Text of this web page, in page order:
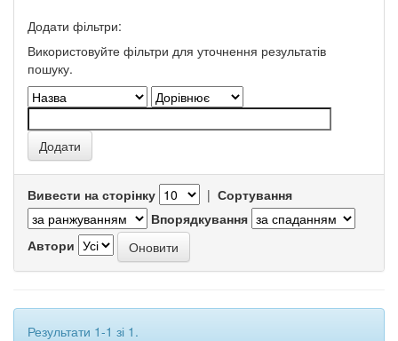
Додати фільтри:
Використовуйте фільтри для уточнення результатів
пошуку.
Вивести на сторінку | Сортування
Впорядкування
Автори
Результати 1-1 зі 1.